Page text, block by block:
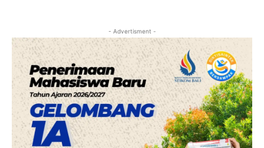
- Advertisment -